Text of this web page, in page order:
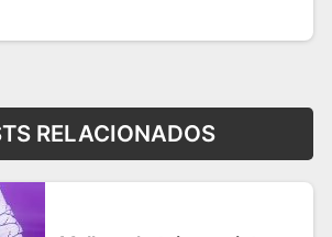
RELACIONADOS